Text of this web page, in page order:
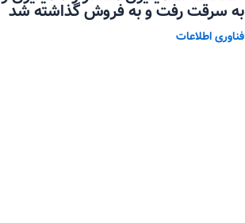
به سرقت رفت و به فروش گذاشته شد
فناوری اطلاعات